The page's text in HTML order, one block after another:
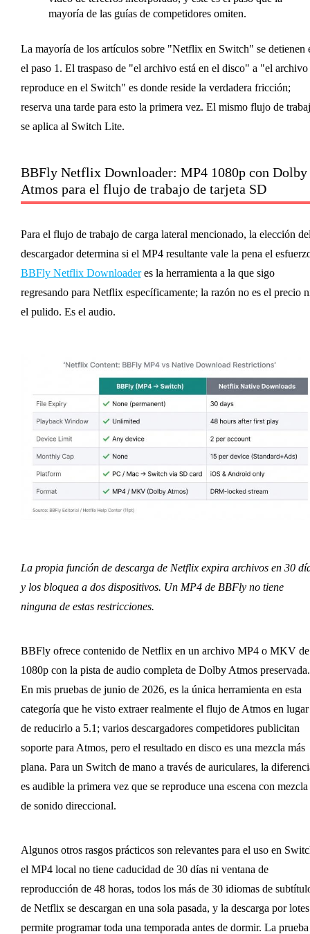
mayoría de las guías de competidores omiten.
La mayoría de los artículos sobre "Netflix en Switch" se detienen
el paso 1. El traspaso de "el archivo está en el disco" a "el archivo
reproduce en el Switch" es donde reside la verdadera fricción;
reserva una tarde para esto la primera vez. El mismo flujo de
se aplica al Switch Lite.
BBFly Netflix Downloader: MP4 1080p con Dolby
Atmos para el flujo de trabajo de tarjeta SD
Para el flujo de trabajo de carga lateral mencionado, la elección
descargador determina si el MP4 resultante vale la pena el
BBFly Netflix Downloaderes la herramienta a la que sigo
regresando para Netflix específicamente; la razón no es el precio
el pulido. Es el audio.
La propia función de descarga de Netflix expira archivos en 30
y los bloquea a dos dispositivos. Un MP4 de BBFly no tiene
ninguna de estas restricciones.
BBFly ofrece contenido de Netflix en un archivo MP4 o MKV de
1080p con la pista de audio completa de Dolby Atmos preservada.
En mis pruebas de junio de 2026, es la única herramienta en esta
categoría que he visto extraer realmente el flujo de Atmos en lugar
de reducirlo a 5.1; varios descargadores competidores publicitan
soporte para Atmos, pero el resultado en disco es una mezcla más
plana. Para un Switch de mano a través de auriculares, la
es audible la primera vez que se reproduce una escena con mezcla
de sonido direccional.
Algunos otros rasgos prácticos son relevantes para el uso en
el MP4 local no tiene caducidad de 30 días ni ventana de
reproducción de 48 horas, todos los más de 30 idiomas de
de Netflix se descargan en una sola pasada, y la descarga por lotes
permite programar toda una temporada antes de dormir. La prueba